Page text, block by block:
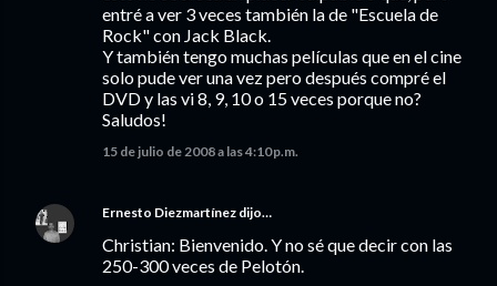
entré a ver 3 veces también la de "Escuela de
Rock" con Jack Black.
Y también tengo muchas películas que en el cine
solo pude ver una vez pero después compré el
DVD y las vi 8, 9, 10 o 15 veces porque no?
Saludos!
15 de julio de 2008 a las 4:10 p.m.
Ernesto Diezmartínez dijo…
Christian: Bienvenido. Y no sé que decir con las
250-300 veces de Pelotón.